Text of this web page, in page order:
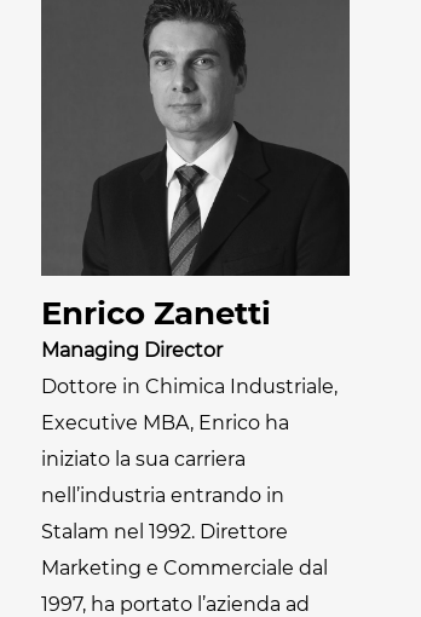
sanificazione
Pastorizzazione
confezionati
Pastorizzazione
prodotti liquidi
Riscaldamento e
precottura di
prodotti liquidi
Enrico Zanetti
Managing Director
Dottore in Chimica Industriale,
Executive MBA, Enrico ha
iniziato la sua carriera
nell’industria entrando in
Stalam nel 1992. Direttore
Marketing e Commerciale dal
1997, ha portato l’azienda ad